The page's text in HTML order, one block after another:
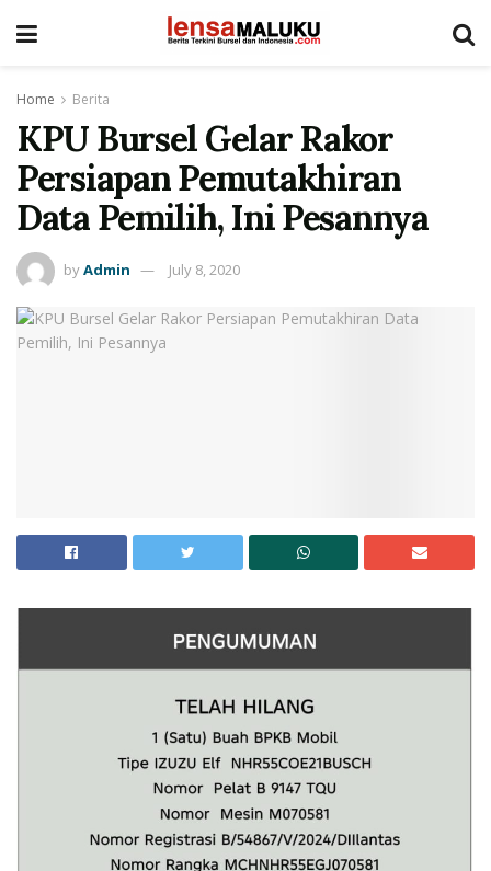
Home Berita
KPU Bursel Gelar Rakor
Persiapan Pemutakhiran
Data Pemilih, Ini Pesannya
byAdmin July 8, 2020